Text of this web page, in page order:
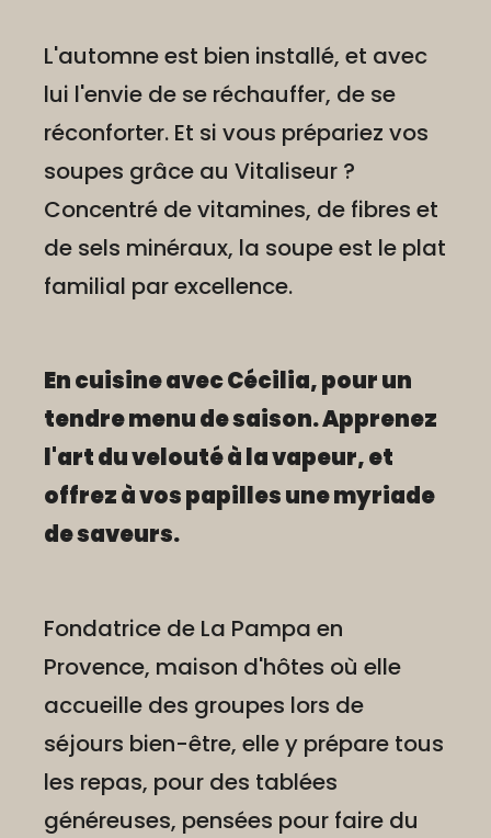
L'automne est bien installé, et avec
lui l'envie de se réchauffer, de se
réconforter. Et si vous prépariez vos
soupes grâce au Vitaliseur ?
Concentré de vitamines, de fibres et
de sels minéraux, la soupe est le plat
familial par excellence.
En cuisine avec Cécilia, pour un
tendre menu de saison. Apprenez
l'art du velouté à la vapeur, et
offrez à vos papilles une myriade
de saveurs.
Fondatrice de La Pampa en
Provence, maison d'hôtes où elle
accueille des groupes lors de
séjours bien-être, elle y prépare tous
les repas, pour des tablées
généreuses, pensées pour faire du